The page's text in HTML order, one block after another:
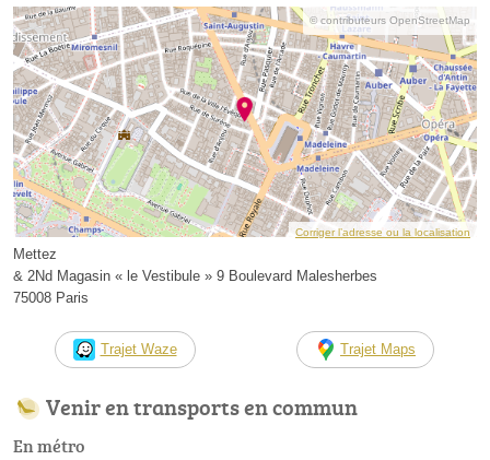
© contributeurs OpenStreetMap
Corriger l’adresse ou la localisation
Mettez
& 2Nd Magasin « le Vestibule » 9 Boulevard Malesherbes
75008 Paris
Trajet Waze Trajet Maps
Venir en transports en commun
En métro